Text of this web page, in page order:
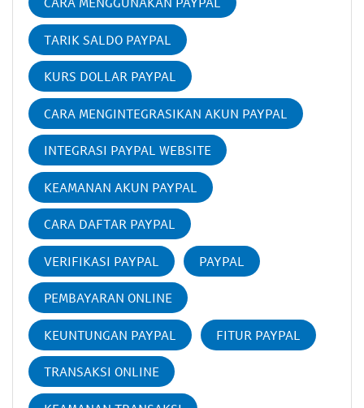
TARIK SALDO PAYPAL
KURS DOLLAR PAYPAL
CARA MENGINTEGRASIKAN AKUN PAYPAL
INTEGRASI PAYPAL WEBSITE
KEAMANAN AKUN PAYPAL
CARA DAFTAR PAYPAL
VERIFIKASI PAYPAL PAYPAL
PEMBAYARAN ONLINE
KEUNTUNGAN PAYPAL FITUR PAYPAL
TRANSAKSI ONLINE